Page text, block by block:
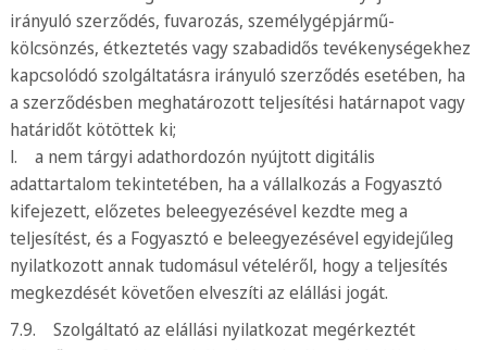
irányuló szerződés, fuvarozás, személygépjármű-
kölcsönzés, étkeztetés vagy szabadidős tevékenységekhez
kapcsolódó szolgáltatásra irányuló szerződés esetében, ha
a szerződésben meghatározott teljesítési határnapot vagy
határidőt kötöttek ki;
l. a nem tárgyi adathordozón nyújtott digitális
adattartalom tekintetében, ha a vállalkozás a Fogyasztó
kifejezett, előzetes beleegyezésével kezdte meg a
teljesítést, és a Fogyasztó e beleegyezésével egyidejűleg
nyilatkozott annak tudomásul vételéről, hogy a teljesítés
megkezdését követően elveszíti az elállási jogát.
7.9. Szolgáltató az elállási nyilatkozat megérkeztét